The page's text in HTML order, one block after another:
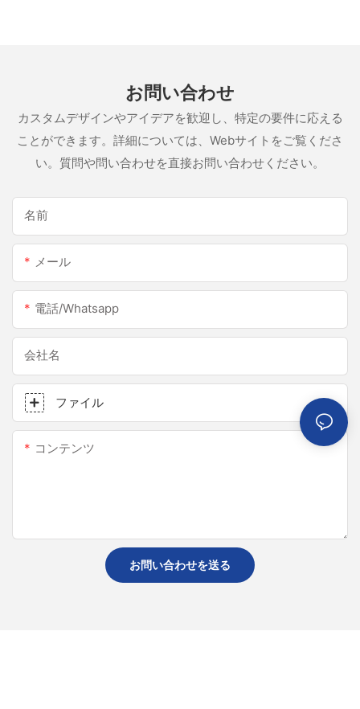
お問い合わせ
カスタムデザインやアイデアを歓迎し、特定の要件に応える
ことができます。詳細については、Webサイトをご覧くださ
い。質問や問い合わせを直接お問い合わせください。
名前
メール
電話/whatsapp
会社名
ファイル
コンテンツ
お問い合わせを送る